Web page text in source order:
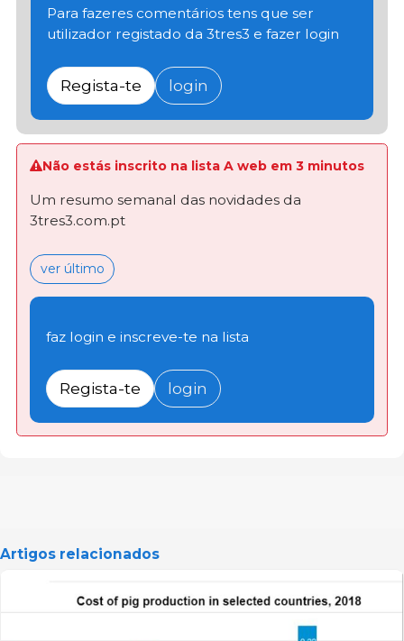
Para fazeres comentários tens que ser
utilizador registado da 3tres3 e fazer login
Regista-te login
Não estás inscrito na lista A web em 3 minutos
Um resumo semanal das novidades da
3tres3.com.pt
ver último
faz login e inscreve-te na lista
Regista-te login
Artigos relacionados